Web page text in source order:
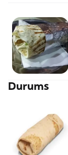
Durums